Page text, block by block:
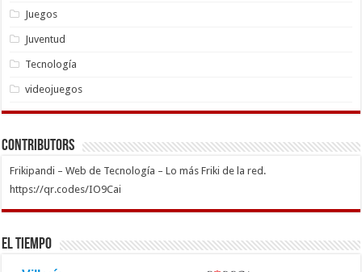
Juegos
Juventud
Tecnología
videojuegos
Contributors
Frikipandi – Web de Tecnología – Lo más Friki de la red.
https://qr.codes/IO9Cai
El Tiempo